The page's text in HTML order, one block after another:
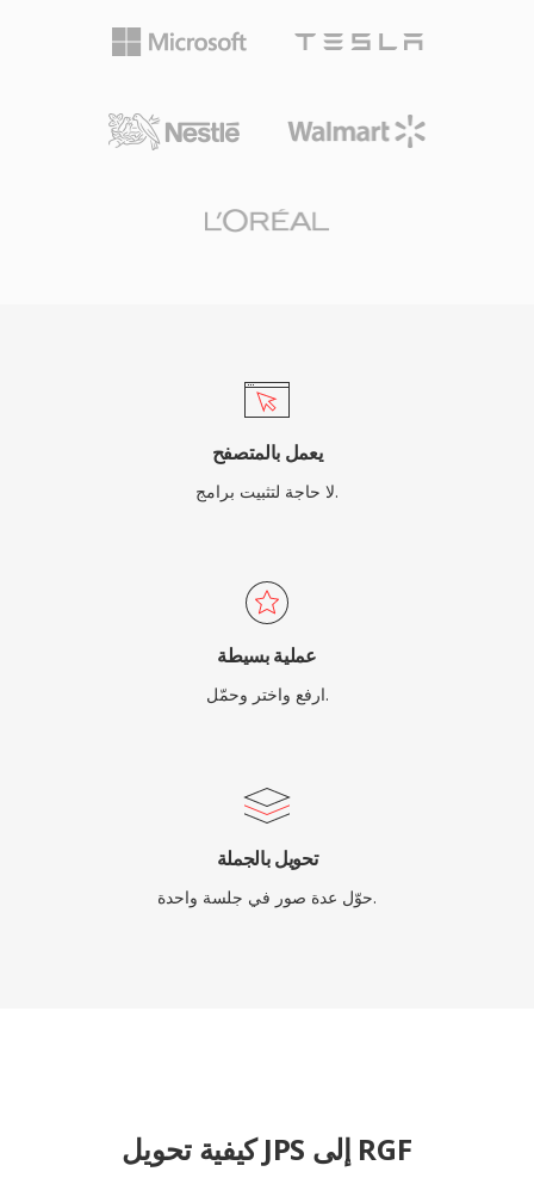
يعمل بالمتصفح
لا حاجة لتثبيت برامج.
عملية بسيطة
ارفع واختر وحمّل.
تحويل بالجملة
حوّل عدة صور في جلسة واحدة.
كيفية تحويل JPS إلى RGF